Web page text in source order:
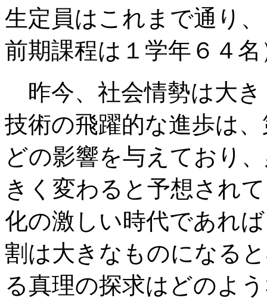
生定員はこれまで通り
前期課程は１学年６４
昨今、社会情勢は大
技術の飛躍的な進歩は
どの影響を与えており
きく変わると予想され
化の激しい時代であれ
割は大きなものになる
る真理の探求はどのよ